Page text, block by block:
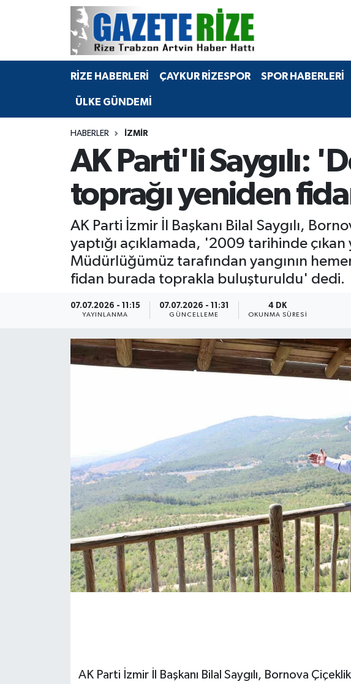
RİZE HABERLERİ ÇAYKUR RİZESPOR SPOR HABERLERİ
ÜLKE GÜNDEMİ
HABERLER İZMIR
AK Parti'li Saygılı:
toprağı yeniden
AK Parti İzmir İl Başkanı Bilal Saygılı,
yaptığı açıklamada, '2009 tarihinde
Müdürlüğümüz tarafından yangının
fidan burada toprakla buluşturuldu' dedi.
07.07.2026 - 11:15
YAYINLANMA
07.07.2026 - 11:31
GÜNCELLEME
4 DK
OKUNMA SÜRESI
AK Parti İzmir İl Başkanı Bilal Saygılı, Bornova
BÖLGEMİZ
Bilim Teknoloji
Advertising news
Canlı Maç
Flaş Haber
Gayrimenkul
HABERDE İNSAN
Merkez Nöbetçi Eczaneler
Merkez Hava Durumu
Merkez Trafik Yoğunluk Haritası
Tüm Manşetler
Son Dakika Haberleri
Haber Arşivi